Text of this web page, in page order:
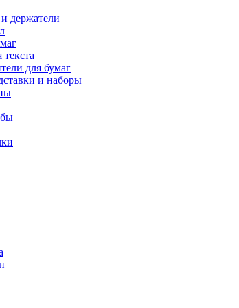
держатели
для бумаг
и наборы